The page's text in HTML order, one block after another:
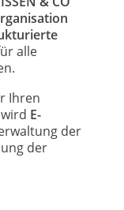
alle
Ihren
E-
der
der